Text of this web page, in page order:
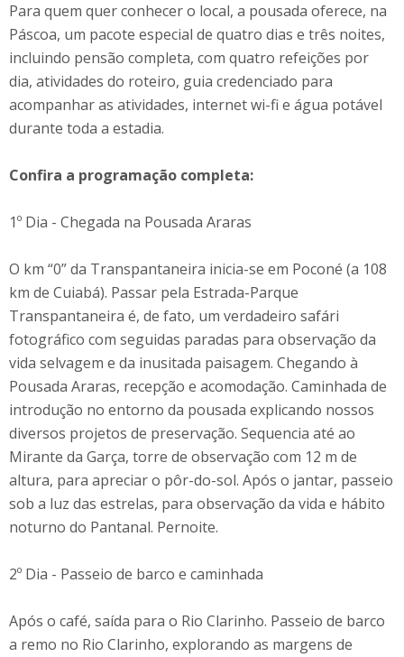
Para quem quer conhecer o local, a pousada oferece, na
Páscoa, um pacote especial de quatro dias e três noites,
incluindo pensão completa, com quatro refeições por
dia, atividades do roteiro, guia credenciado para
acompanhar as atividades, internet wi-fi e água potável
durante toda a estadia.
Confira a programação completa:
1º Dia - Chegada na Pousada Araras
O km “0” da Transpantaneira inicia-se em Poconé (a 108
km de Cuiabá). Passar pela Estrada-Parque
Transpantaneira é, de fato, um verdadeiro safári
fotográfico com seguidas paradas para observação da
vida selvagem e da inusitada paisagem. Chegando à
Pousada Araras, recepção e acomodação. Caminhada de
introdução no entorno da pousada explicando nossos
diversos projetos de preservação. Sequencia até ao
Mirante da Garça, torre de observação com 12 m de
altura, para apreciar o pôr-do-sol. Após o jantar, passeio
sob a luz das estrelas, para observação da vida e hábito
noturno do Pantanal. Pernoite.
2º Dia - Passeio de barco e caminhada
Após o café, saída para o Rio Clarinho. Passeio de barco
a remo no Rio Clarinho, explorando as margens de